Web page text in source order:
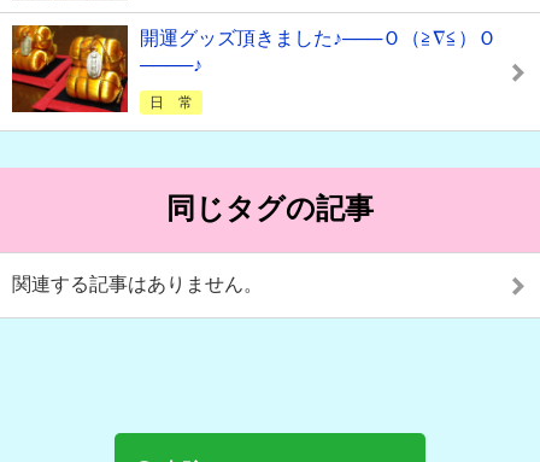
開運グッズ頂きました♪───Ｏ（≧∇≦）Ｏ
────♪
日 常
同じタグの記事
関連する記事はありません。